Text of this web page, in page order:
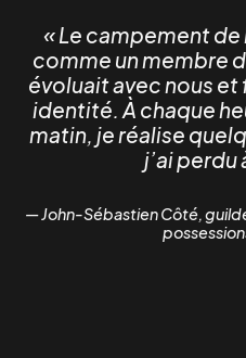
« Le campement
comme un membre
évoluait avec nous
identité. À chaque
matin, je réalise
j’ai perdu
— John-Sébastien Côté,